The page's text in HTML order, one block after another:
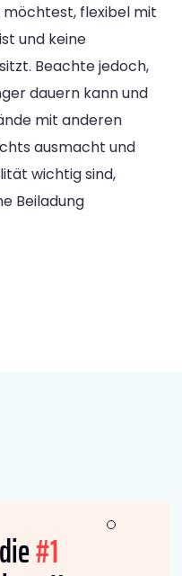
flexibel mit
und keine
Beachte jedoch,
dauern kann und
mit anderen
ausmacht und
wichtig sind,
Beiladung
#1